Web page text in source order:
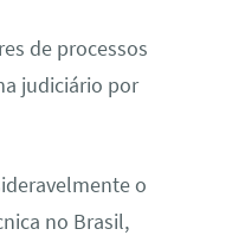
de processos
judiciário por
o
no Brasil,